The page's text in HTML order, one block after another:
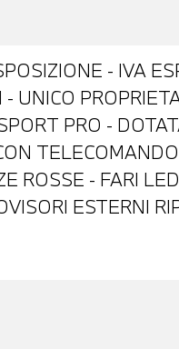
- IVA
UNICO
PRO -
ROSSE - FARI LED
ESTERNI
-
CONTROL -
ASSISTANT -